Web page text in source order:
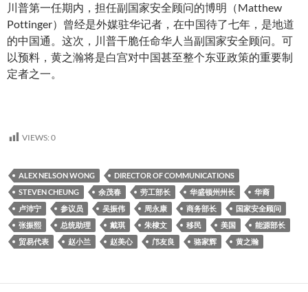
川普第一任期内，担任副国家安全顾问的博明（Matthew
Pottinger）曾经是外媒驻华记者，在中国待了七年，是地道
的中国通。这次，川普干脆任命华人当副国家安全顾问。可
以预料，黄之瀚将是白宫对中国甚至整个东亚政策的重要制
定者之一。
VIEWS: 0
ALEX NELSON WONG
DIRECTOR OF COMMUNICATIONS
STEVEN CHEUNG
余茂春 劳工部长 华盛顿州州长
华裔
卢沛宁
参议员 吴振伟 周永康 商务部长
国家安全顾问
张振熙
总统助理 戴琪 朱棣文 移民 美国
能源部长
贸易代表
赵小兰 赵美心 邝友良 骆家辉 黄之瀚